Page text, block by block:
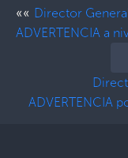
«« Director
ADVERTENCIA a
ADVERTENCIA